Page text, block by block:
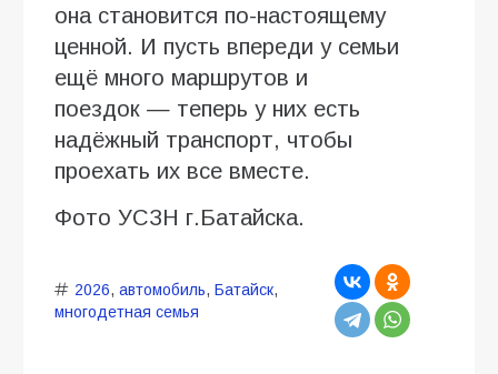
она становится по-настоящему
ценной. И пусть впереди у семьи
ещё много маршрутов и
поездок — теперь у них есть
надёжный транспорт, чтобы
проехать их все вместе.
Фото УСЗН г.Батайска.
2026, автомобиль, Батайск,
многодетная семья